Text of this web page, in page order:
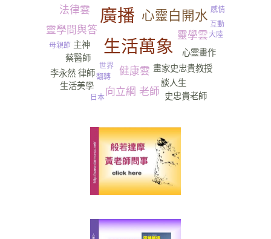
廣播
生活萬象
心靈白開水
健康雲
靈學問與答 靈學雲
向立綱 老師
法律雲
畫家史忠貴教授
蔡醫師
心靈畫作
主神
李永然 律師
談人生
史忠貴老師
生活美學
翻轉
世界
互動
大陸
母親節
感情
日本